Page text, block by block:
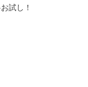
試し！